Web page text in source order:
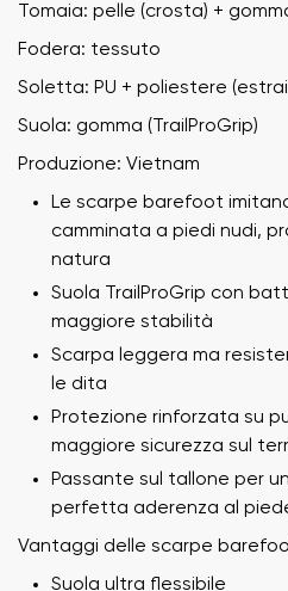
Tomaia: pelle (crosta) +
Fodera: tessuto
Soletta: PU + poliestere
Suola: gomma (TrailProGrip)
Produzione: Vietnam
Le scarpe barefoot
camminata a piedi nudi,
natura
Suola TrailProGrip con
maggiore stabilità
Scarpa leggera ma
le dita
Protezione rinforzata su
maggiore sicurezza sul
Passante sul tallone per
perfetta aderenza al
Vantaggi delle scarpe
Suola ultra flessibile